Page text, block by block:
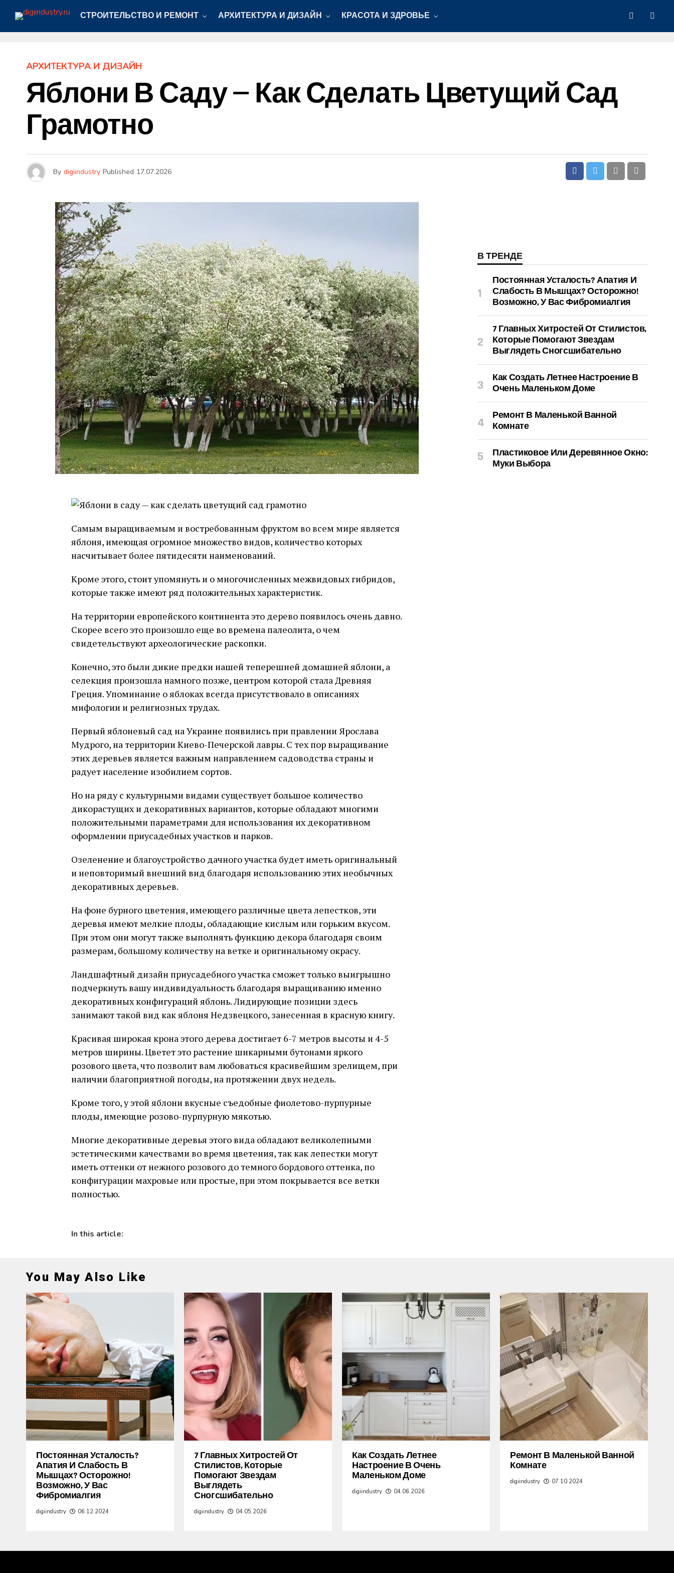
СТРОИТЕЛЬСТВО И РЕМОНТ АРХИТЕКТУРА И ДИЗАЙН КРАСОТА И ЗДРОВЬЕ
АРХИТЕКТУРА И ДИЗАЙН
Яблони В Саду — Как Сделать Цветущий Сад
Грамотно
By digiindustry Published 17.07.2026
Самым выращиваемым и востребованным фруктом во всем мире является
яблоня, имеющая огромное множество видов, количество которых
насчитывает более пятидесяти наименований.
Кроме этого, стоит упомянуть и о многочисленных межвидовых гибридов,
которые также имеют ряд положительных характеристик.
На территории европейского континента это дерево появилось очень давно.
Скорее всего это произошло еще во времена палеолита, о чем
свидетельствуют археологические раскопки.
Конечно, это были дикие предки нашей теперешней домашней яблони, а
селекция произошла намного позже, центром которой стала Древняя
Греция. Упоминание о яблоках всегда присутствовало в описаниях
мифологии и религиозных трудах.
Первый яблоневый сад на Украине появились при правлении Ярослава
Мудрого, на территории Киево-Печерской лавры. С тех пор выращивание
этих деревьев является важным направлением садоводства страны и
радует население изобилием сортов.
Но на ряду с культурными видами существует большое количество
дикорастущих и декоративных вариантов, которые обладают многими
положительными параметрами для использования их декоративном
оформлении приусадебных участков и парков.
Озеленение и благоустройство дачного участка будет иметь оригинальный
и неповторимый внешний вид благодаря использованию этих необычных
декоративных деревьев.
На фоне бурного цветения, имеющего различные цвета лепестков, эти
деревья имеют мелкие плоды, обладающие кислым или горьким вкусом.
При этом они могут также выполнять функцию декора благодаря своим
размерам, большому количеству на ветке и оригинальному окрасу.
Ландшафтный дизайн приусадебного участка сможет только выигрышно
подчеркнуть вашу индивидуальность благодаря выращиванию именно
декоративных конфигураций яблонь. Лидирующие позиции здесь
занимают такой вид как яблоня Недзвецкого, занесенная в красную книгу.
Красивая широкая крона этого дерева достигает 6-7 метров высоты и 4-5
метров ширины. Цветет это растение шикарными бутонами яркого
розового цвета, что позволит вам любоваться красивейшим зрелищем, при
наличии благоприятной погоды, на протяжении двух недель.
Кроме того, у этой яблони вкусные съедобные фиолетово-пурпурные
плоды, имеющие розово-пурпурную мякотью.
Многие декоративные деревья этого вида обладают великолепными
эстетическими качествами во время цветения, так как лепестки могут
иметь оттенки от нежного розового до темного бордового оттенка, по
конфигурации махровые или простые, при этом покрывается все ветки
полностью.
In this article:
В ТРЕНДЕ
Постоянная Усталость? Апатия И
Слабость В Мышцах? Осторожно!
Возможно, У Вас Фибромиалгия
7 Главных Хитростей От Стилистов,
Которые Помогают Звездам
Выглядеть Сногсшибательно
Как Создать Летнее Настроение В
Очень Маленьком Доме
Ремонт В Маленькой Ванной
Комнате
Пластиковое Или Деревянное Окно:
Муки Выбора
You May Also Like
Постоянная Усталость?
Апатия И Слабость В
Мышцах? Осторожно!
Возможно, У Вас
Фибромиалгия
digiindustry 06.12.2024
7 Главных Хитростей От
Стилистов, Которые
Помогают Звездам
Выглядеть
Сногсшибательно
digiindustry 04.05.2026
Как Создать Летнее
Настроение В Очень
Маленьком Доме
digiindustry 04.06.2026
Ремонт В Маленькой Ванной
Комнате
digiindustry 07.10.2024